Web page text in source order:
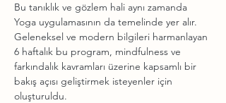
Bu tanıklık ve gözlem hali aynı zamanda
Yoga uygulamasının da temelinde yer alır.
Geleneksel ve modern bilgileri harmanlayan
6 haftalık bu program, mindfulness ve
farkındalık kavramları üzerine kapsamlı bir
bakış açısı geliştirmek isteyenler için
oluşturuldu.